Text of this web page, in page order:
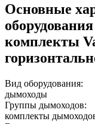
Основные
оборудования
комплекты
Вид оборудования:
дымоходы
Группы дымоходов:
комплекты